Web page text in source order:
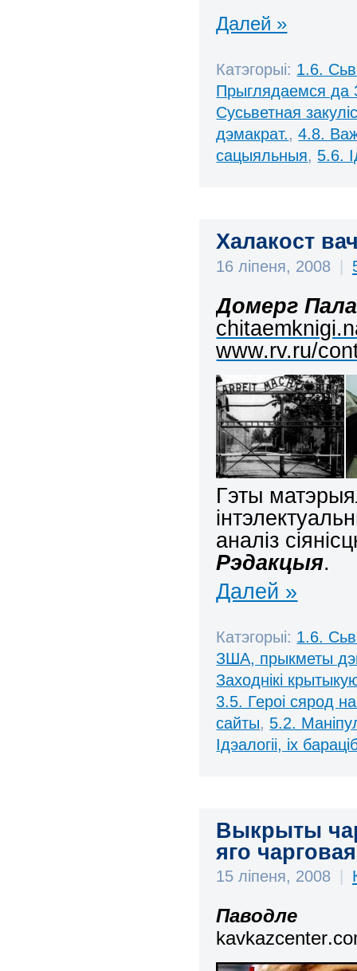
Далей »
Катэгорыі: 1.6.
Прыглядаемся да
Сусьветная
дэмакрат.,4.8.
сацыяльныя, 5.6.
Халакост
16 ліпеня, 2008 |
Домерг
www.rv.ru/
Гэты
аналіз
Рэдакцыя.
Далей »
Катэгорыі: 1.6.
ЗША, прыкметы
Заходнікі
3.5. Героі сярод
сайты, 5.2.
Ідэалогіі, іх
Выкрыты
яго
15 ліпеня, 2008
Паводле
kavkazcenter.